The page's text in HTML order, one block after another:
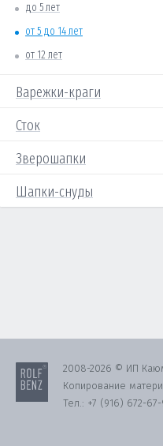
до 5 лет
от 5 до 14 лет
от 12 лет
Варежки-краги
Сток
Зверошапки
Шапки-снуды
2008-2026 © ИП
Копирование
Тел.: +7 (916) 672-67-